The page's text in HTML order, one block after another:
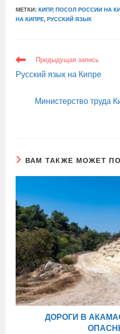
МЕТКИ:КИПР, ПОСОЛ РОССИИ НА
НА КИПРЕ, РУССКИЙ ЯЗЫК
ЕЩЕ
СТАТЬИ
Предыдущая запись
Русский язык на Кипре
Министерство труда
ВАМ ТАКЖЕ МОЖЕТ
ДОРОГИ В